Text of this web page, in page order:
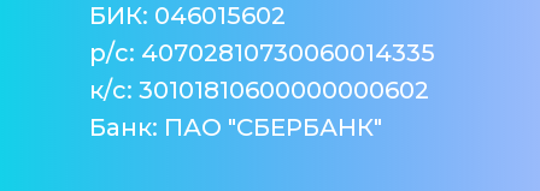
БИК: 046015602
р/с: 40702810730060014335
к/c: 30101810600000000602
Банк: ПАО "СБЕРБАНК"